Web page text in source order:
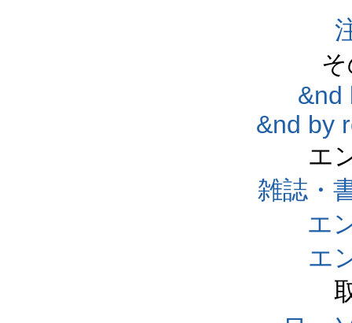
&nd
&nd by
エ
雑誌・
エ
エ